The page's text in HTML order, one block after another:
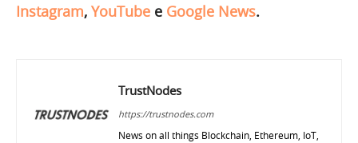
Instagram, YouTube e Google News.
TrustNodes
https://trustnodes.com
News on all things Blockchain, Ethereum, IoT,